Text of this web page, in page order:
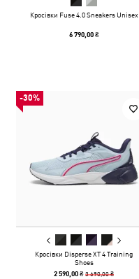
Кросівки Fuse 4.0 Sneakers Unisex
6 790,00 ₴
-30%
Кросівки Disperse XT 4 Training
Shoes
2 590,00 ₴3 690,00 ₴